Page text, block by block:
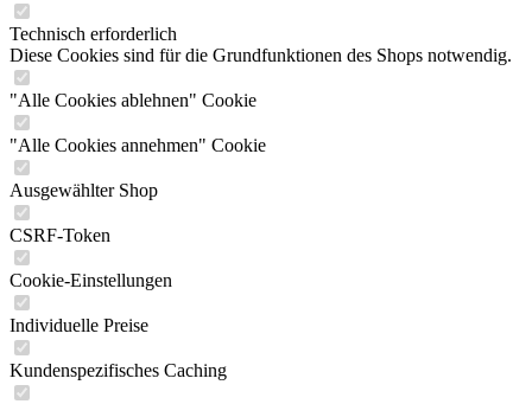
Technisch erforderlich
Diese Cookies sind für die Grundfunktionen des Shops notwendig.
"Alle Cookies ablehnen" Cookie
"Alle Cookies annehmen" Cookie
Ausgewählter Shop
CSRF-Token
Cookie-Einstellungen
Individuelle Preise
Kundenspezifisches Caching